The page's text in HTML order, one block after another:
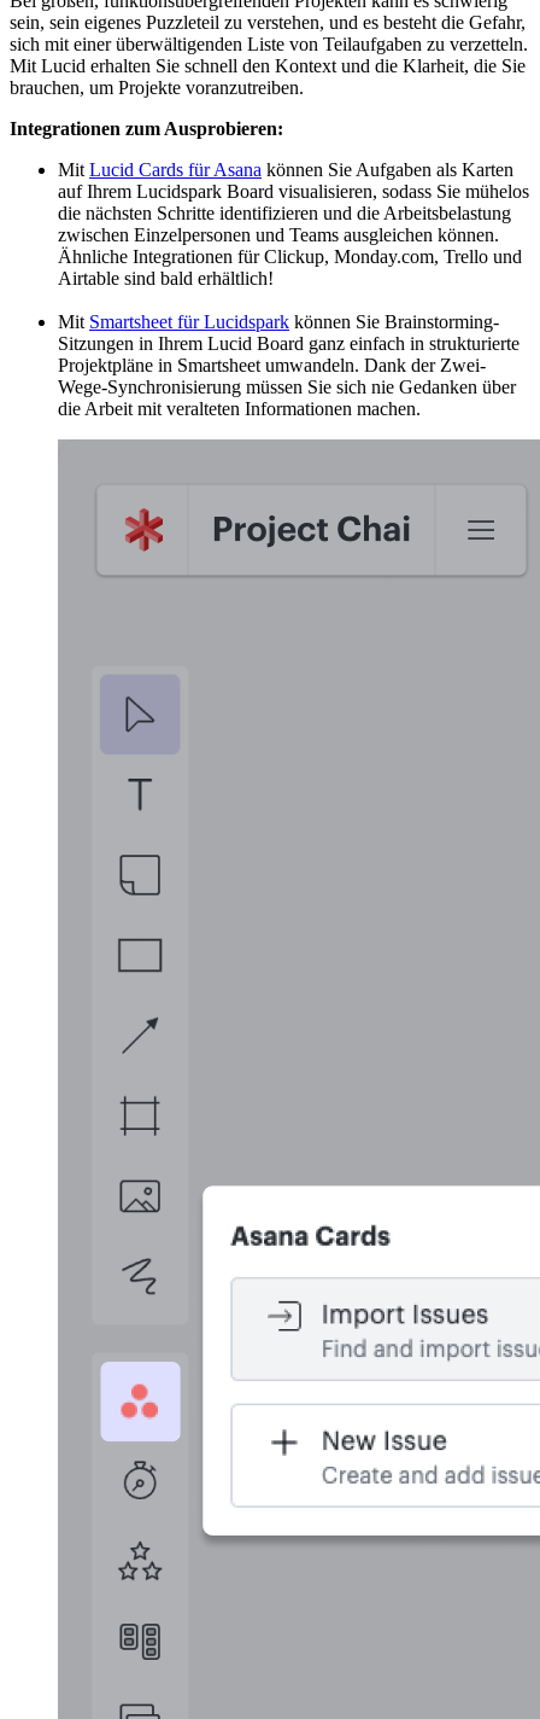
sein, sein eigenes Puzzleteil zu verstehen, und es besteht die Gefahr,
sich mit einer überwältigenden Liste von Teilaufgaben zu verzetteln.
Mit Lucid erhalten Sie schnell den Kontext und die Klarheit, die Sie
brauchen, um Projekte voranzutreiben.
Integrationen zum Ausprobieren:
Mit Lucid Cards für Asana können Sie Aufgaben als Karten
auf Ihrem Lucidspark Board visualisieren, sodass Sie mühelos
die nächsten Schritte identifizieren und die Arbeitsbelastung
zwischen Einzelpersonen und Teams ausgleichen können.
Ähnliche Integrationen für Clickup, Monday.com, Trello und
Airtable sind bald erhältlich!
Mit Smartsheet für Lucidspark können Sie Brainstorming-
Sitzungen in Ihrem Lucid Board ganz einfach in strukturierte
Projektpläne in Smartsheet umwandeln. Dank der Zwei-
Wege-Synchronisierung müssen Sie sich nie Gedanken über
die Arbeit mit veralteten Informationen machen.